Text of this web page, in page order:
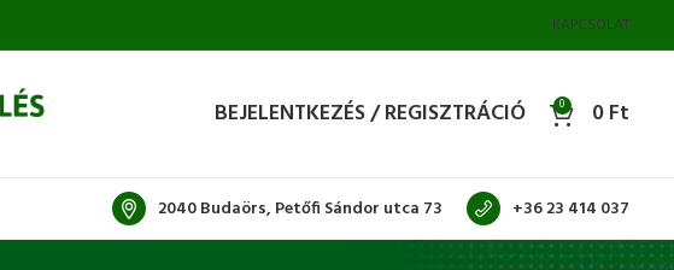
KAPCSOLAT
BEJELENTKEZÉS / REGISZTRÁCIÓ 0 0Ft
2040 Budaörs, Petőfi Sándor utca 73 +36 23 414 037